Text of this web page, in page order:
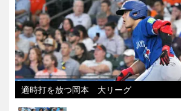
適時打を放つ岡本 大リーグ